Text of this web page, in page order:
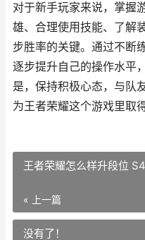
对于新手玩家来说，掌握
雄、合理使用技能、了解
步胜率的关键。通过不断
逐步提升自己的操作水平
是，保持积极心态，与队
为王者荣耀这个游戏里取
王者荣耀怎么样升段位
« 上一篇
没有了！